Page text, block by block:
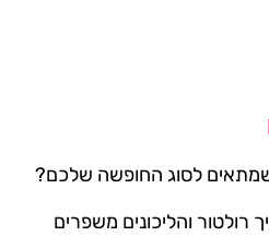
שמתאים לסוג החופשה שלכם?
רולטור והליכונים משפרים